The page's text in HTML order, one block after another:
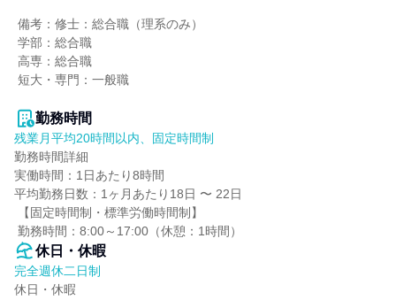
勤務時間
残業月平均20時間以内、固定時間制
勤務時間詳細
実働時間：1日あたり8時間
平均勤務日数：1ヶ月あたり18日 〜 22日
勤務時間：8:00～17:00（休憩：1時間）
休日・休暇
完全週休二日制
休日・休暇